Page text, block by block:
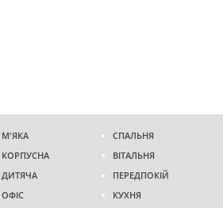
М'ЯКА
КОРПУСНА
ДИТЯЧА
ОФІС
СПАЛЬНЯ
ВІТАЛЬНЯ
ПЕРЕДПОКІЙ
КУХНЯ